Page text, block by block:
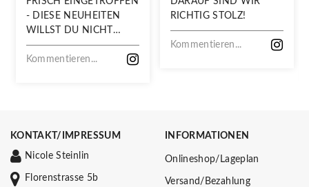
- DIESE NEUHEITEN
WILLST DU NICHT
VERPASSEN!
Kommentieren...
RICHTIG STOLZ!
Kommentieren...
KONTAKT/IMPRESSUM
Nicole Steinlin
Florenstrasse 5b
INFORMATIONEN
Onlineshop/Lageplan
Versand/Bezahlung